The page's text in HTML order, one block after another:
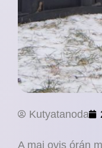
Kutyatanoda
A mai ovis órán